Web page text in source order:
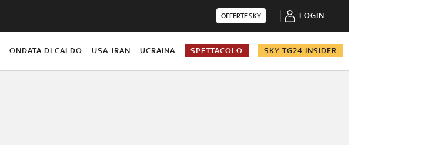
OFFERTE SKY LOGIN
ONDATA DI CALDO USA-IRAN UCRAINA SPETTACOLO SKY TG24 INSIDER